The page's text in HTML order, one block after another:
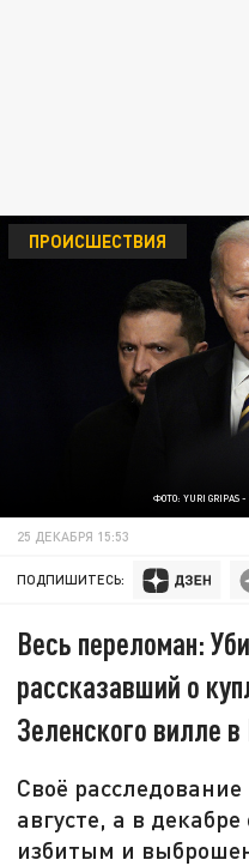
ФОТО: YURI GRIPAS -
ПРОИСШЕСТВИЯ
25 ДЕКАБРЯ 15:53
ПОДПИШИТЕСЬ:
Весь переломан:
рассказавший о
Зеленского вилле в
Своё
августе, а в
избитым и